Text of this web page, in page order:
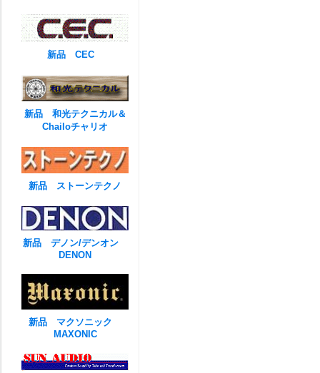
新品 CEC
新品 和光テクニカル＆
Chailoチャリオ
新品 ストーンテクノ
新品 デノン/デンオン
DENON
新品 マクソニック
MAXONIC